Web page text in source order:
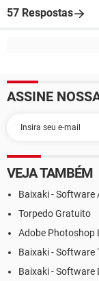
57 Respostas
ASSINE
VEJA TAMBÉM
Baixaki - Software
Torpedo Gratuito
Adobe Photoshop
Baixaki - Software
Baixaki - Software